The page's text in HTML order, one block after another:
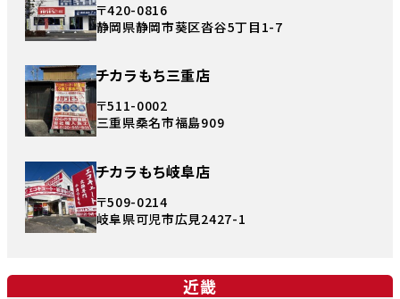
〒420-0816
静岡県静岡市葵区沓谷5丁目1-7
チカラもち三重店
〒511-0002
三重県桑名市福島909
チカラもち岐阜店
〒509-0214
岐阜県可児市広見2427-1
近畿